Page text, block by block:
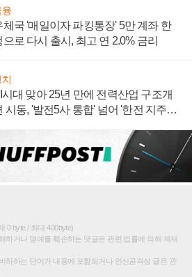
융
체국 '매일이자 파킹통장' 5만 계좌 한
으로 다시 출시, 최고 연 2.0% 금리
시대 맞아 25년 만에 전력산업 구조개
시동, '발전5사 통합' 넘어 '한전 지주사'
0 byte / 최대 400byte)
하거나 명예를 훼손하는 댓글은 관련 법률에 의해 제재
하하는 단어가 내용에 포함되거나 인신공격성 글은 관